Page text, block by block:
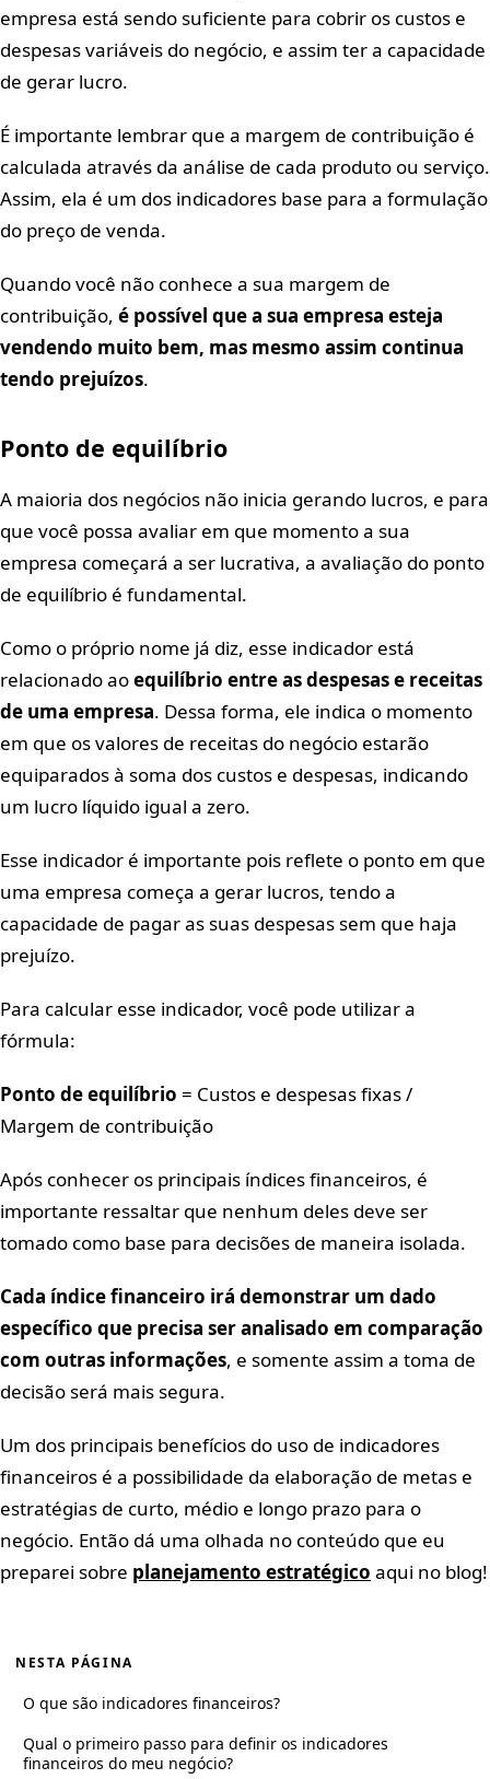
empresa está sendo suficiente para cobrir os custos e
despesas variáveis do negócio, e assim ter a capacidade
de gerar lucro.
É importante lembrar que a margem de contribuição é
calculada através da análise de cada produto ou serviço.
Assim, ela é um dos indicadores base para a formulação
do preço de venda.
Quando você não conhece a sua margem de
contribuição, é possível que a sua empresa esteja
vendendo muito bem, mas mesmo assim continua
tendo prejuízos.
Ponto de equilíbrio
A maioria dos negócios não inicia gerando lucros, e para
que você possa avaliar em que momento a sua
empresa começará a ser lucrativa, a avaliação do ponto
de equilíbrio é fundamental.
Como o próprio nome já diz, esse indicador está
relacionado aoequilíbrio entre as despesas e receitas
de uma empresa. Dessa forma, ele indica o momento
em que os valores de receitas do negócio estarão
equiparados à soma dos custos e despesas, indicando
um lucro líquido igual a zero.
Esse indicador é importante pois reflete o ponto em que
uma empresa começa a gerar lucros, tendo a
capacidade de pagar as suas despesas sem que haja
prejuízo.
Para calcular esse indicador, você pode utilizar a
fórmula:
Ponto de equilíbrio = Custos e despesas fixas /
Margem de contribuição
Após conhecer os principais índices financeiros, é
importante ressaltar que nenhum deles deve ser
tomado como base para decisões de maneira isolada.
Cada índice financeiro irá demonstrar um dado
específico que precisa ser analisado em comparação
com outras informações, e somente assim a toma de
decisão será mais segura.
Um dos principais benefícios do uso de indicadores
financeiros é a possibilidade da elaboração de metas e
estratégias de curto, médio e longo prazo para o
negócio. Então dá uma olhada no conteúdo que eu
preparei sobre planejamento estratégico aqui no blog!
NESTA PÁGINA
O que são indicadores financeiros?
Qual o primeiro passo para definir os indicadores
financeiros do meu negócio?